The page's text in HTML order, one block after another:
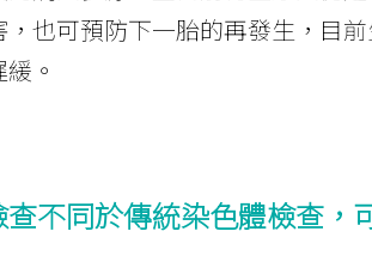
也可預防下一胎的再發生，目
。
不同於傳統染色體檢查，